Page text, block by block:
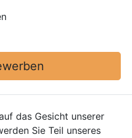
das Gesicht unserer
Sie Teil unseres